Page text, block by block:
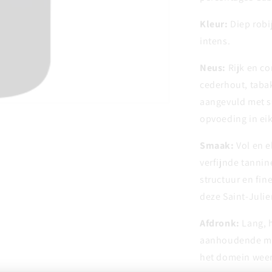
Kleur: Diep
intens.
Neus: Rijk en
cederhout,
aangevuld met
opvoeding in eik.
Smaak: Vol en
verfijnde
structuur en
deze Saint-
Afdronk: Lang,
aanhoudende
het domein